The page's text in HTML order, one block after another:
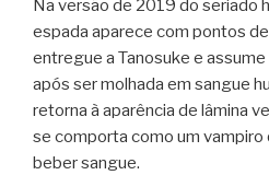
Na versão de 2019 do seriado
espada aparece com pontos
entregue a Tanosuke e
após ser molhada em sangue
retorna à aparência de lâmina
se comporta como um vampiro
beber sangue.